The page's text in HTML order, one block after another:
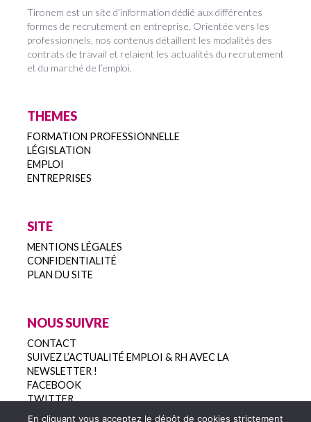
Tironem est un site d’information dédié aux différentes
formes de recrutement en entreprise. Orientée vers les
professionnels, nos contenus détaillent les modalités des
contrats de travail et relaient les actualités du recrutement
et du marché de l’emploi.
THEMES
FORMATION PROFESSIONNELLE
LÉGISLATION
EMPLOI
ENTREPRISES
SITE
MENTIONS LÉGALES
CONFIDENTIALITÉ
PLAN DU SITE
NOUS SUIVRE
CONTACT
SUIVEZ L’ACTUALITÉ EMPLOI & RH AVEC LA
NEWSLETTER !
FACEBOOK
TWITTER
En cliquant vous acceptez le dépôt de cookies strictement